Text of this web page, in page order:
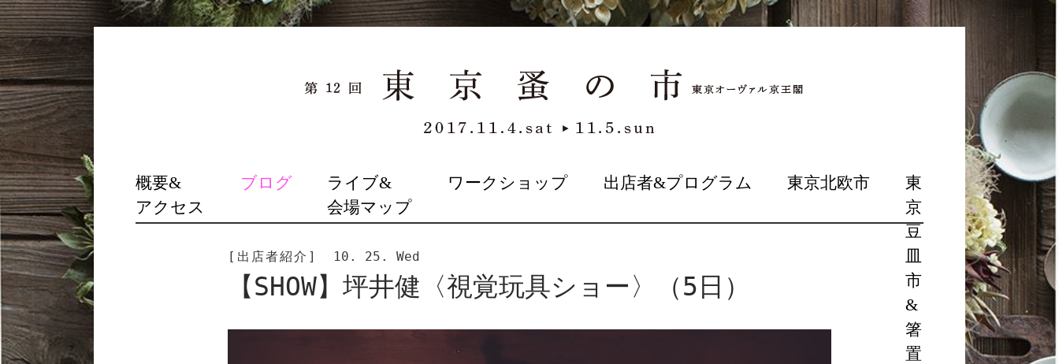
SKIP
TO
CONTENT
概要&
アクセス
ブログ
ライブ&
会場マップ
ワークショップ 出店者&プログラム 東京北欧市
東
京
豆
皿
市
&
箸
置
[出店者紹介] 10. 25. Wed
【SHOW】坪井健〈視覚玩具ショー〉（5日）